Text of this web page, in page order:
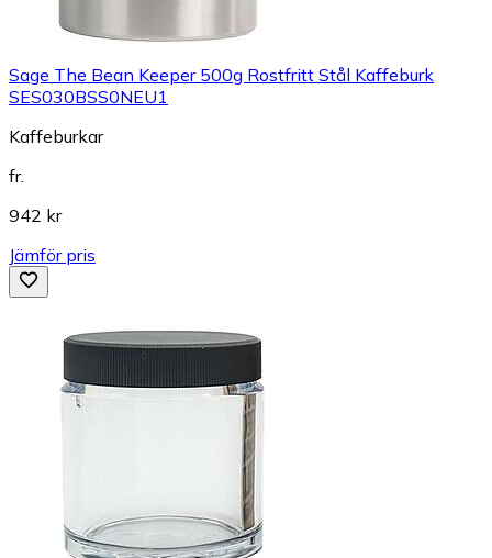
Sage The Bean Keeper 500g Rostfritt Stål Kaffeburk
SES030BSS0NEU1
Kaffeburkar
fr.
942 kr
Jämför pris